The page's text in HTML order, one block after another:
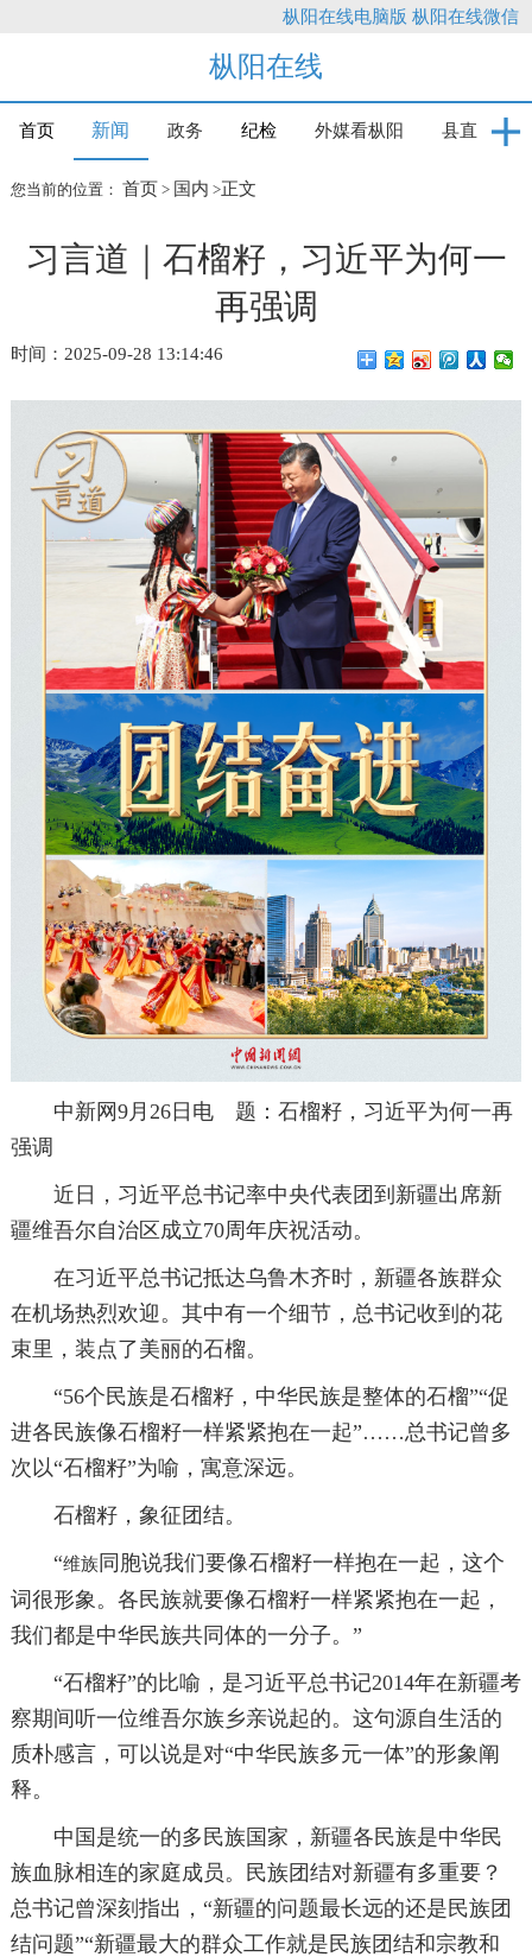
枞阳在线电脑版 枞阳在线微信
枞阳在线
首页 新闻 政务 纪检 外媒看枞阳 县直
您当前的位置： 首页 > 国内 >正文
习言道｜石榴籽，习近平为何一
再强调
时间：2025-09-28 13:14:46
中新网9月26日电 题：石榴籽，习近平为何一再
强调
近日，习近平总书记率中央代表团到新疆出席新
疆维吾尔自治区成立70周年庆祝活动。
在习近平总书记抵达乌鲁木齐时，新疆各族群众
在机场热烈欢迎。其中有一个细节，总书记收到的花
束里，装点了美丽的石榴。
“56个民族是石榴籽，中华民族是整体的石榴”“促
进各民族像石榴籽一样紧紧抱在一起”……总书记曾多
次以“石榴籽”为喻，寓意深远。
石榴籽，象征团结。
“维族同胞说我们要像石榴籽一样抱在一起，这个
词很形象。各民族就要像石榴籽一样紧紧抱在一起，
我们都是中华民族共同体的一分子。”
“石榴籽”的比喻，是习近平总书记2014年在新疆考
察期间听一位维吾尔族乡亲说起的。这句源自生活的
质朴感言，可以说是对“中华民族多元一体”的形象阐
释。
中国是统一的多民族国家，新疆各民族是中华民
族血脉相连的家庭成员。民族团结对新疆有多重要？
总书记曾深刻指出，“新疆的问题最长远的还是民族团
结问题”“新疆最大的群众工作就是民族团结和宗教和